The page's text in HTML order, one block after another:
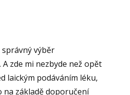
správný výběr
zde mi nezbyde než opět
laickým podáváním léku,
na základě doporučení